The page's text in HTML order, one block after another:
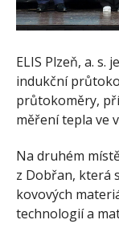
ELIS Plzeň, a. s.
indukční
průtokoměry,
měření tepla ve
Na druhém
z Dobřan, která
kovových
technologií a